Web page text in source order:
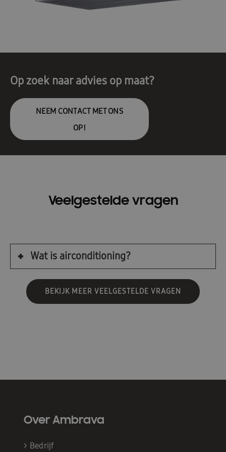
Op zoek naar advies op maat?
NEEM CONTACT MET ONS
OP!
Veelgestelde vragen
Wat is airconditioning?
BEKIJK MEER VEELGESTELDE VRAGEN
Over Ambrava
> Bedrijf